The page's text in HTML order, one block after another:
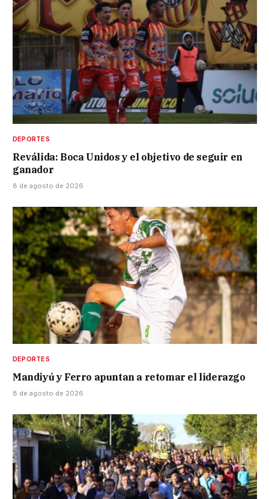
DEPORTES
Reválida: Boca Unidos y el objetivo de seguir en
ganador
8 de agosto de 2026
DEPORTES
Mandiyú y Ferro apuntan a retomar el liderazgo
8 de agosto de 2026